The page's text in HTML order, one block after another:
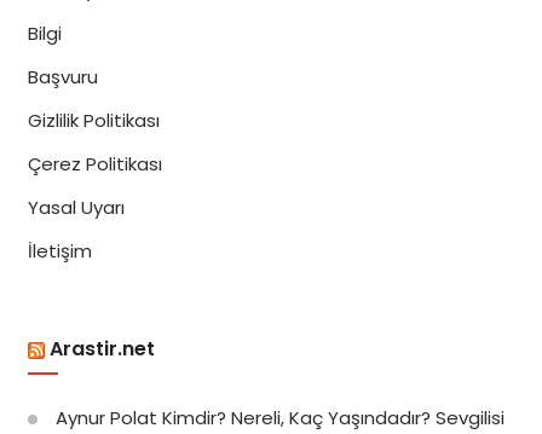
Bilgi
Başvuru
Gizlilik Politikası
Çerez Politikası
Yasal Uyarı
İletişim
Arastir.net
Aynur Polat Kimdir? Nereli, Kaç Yaşındadır? Sevgilisi